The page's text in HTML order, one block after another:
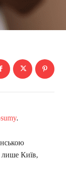
.
лише Київ,